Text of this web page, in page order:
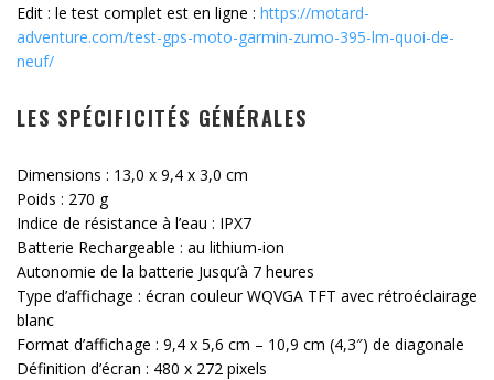
Edit : le test complet est en ligne : https://motard-
adventure.com/test-gps-moto-garmin-zumo-395-lm-quoi-de-
neuf/
LES SPÉCIFICITÉS GÉNÉRALES
Dimensions : 13,0 x 9,4 x 3,0 cm
Poids : 270 g
Indice de résistance à l’eau : IPX7
Batterie Rechargeable : au lithium-ion
Autonomie de la batterie Jusqu’à 7 heures
Type d’affichage : écran couleur WQVGA TFT avec rétroéclairage
blanc
Format d’affichage : 9,4 x 5,6 cm – 10,9 cm (4,3″) de diagonale
Définition d’écran : 480 x 272 pixels